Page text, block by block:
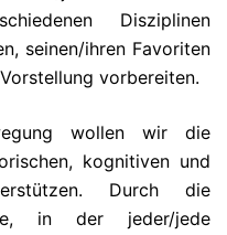
Disziplinen
seinen/ihren Favoriten
vorbereiten.
wollen wir die
kognitiven und
Durch die
in der jeder/jede